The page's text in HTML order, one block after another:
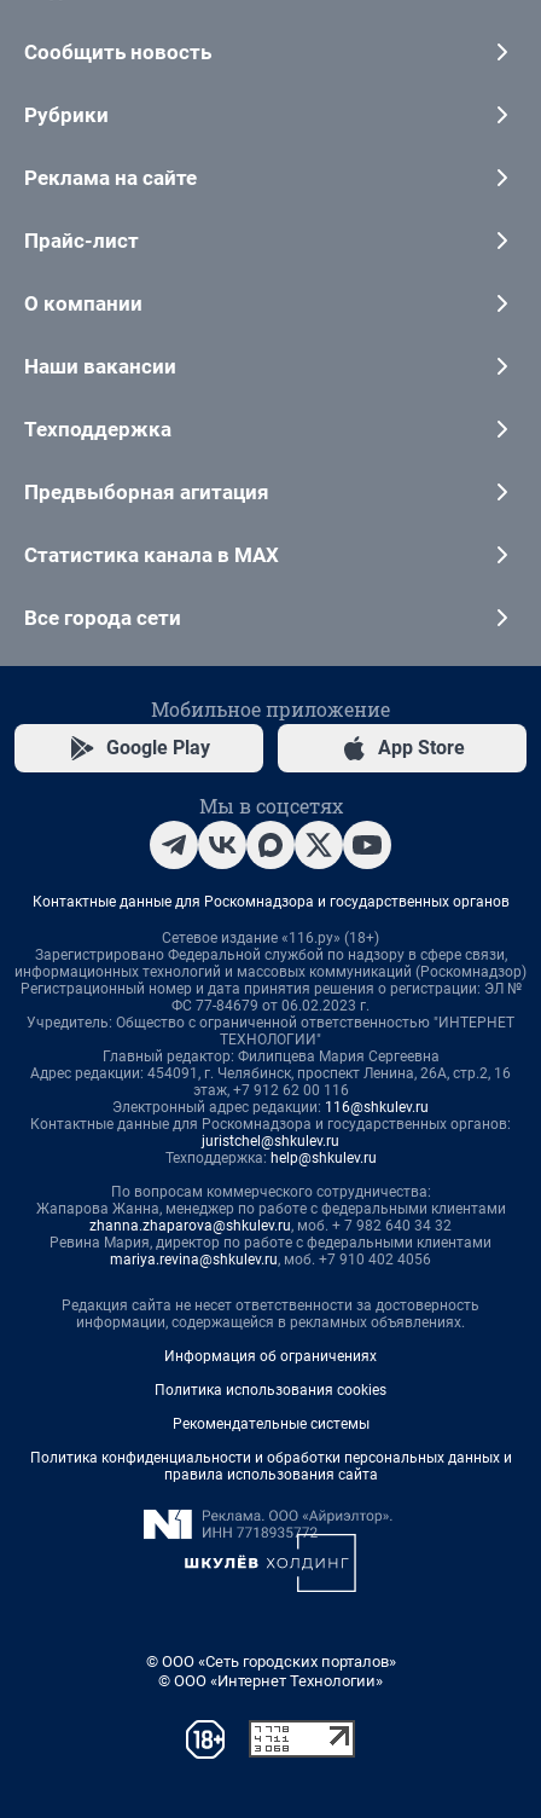
Сообщить новость
Рубрики
Реклама на сайте
Прайс-лист
О компании
Наши вакансии
Техподдержка
Предвыборная агитация
Статистика канала в MAX
Все города сети
Мобильное приложение
Google Play App Store
Мы в соцсетях
Контактные данные для Роскомнадзора и государственных органов
Сетевое издание «116.ру» (18+)
Зарегистрировано Федеральной службой по надзору в сфере связи,
информационных технологий и массовых коммуникаций (Роскомнадзор)
Регистрационный номер и дата принятия решения о регистрации: ЭЛ №
ФС 77-84679 от 06.02.2023 г.
Учредитель: Общество с ограниченной ответственностью "ИНТЕРНЕТ
ТЕХНОЛОГИИ"
Главный редактор: Филипцева Мария Сергеевна
Адрес редакции: 454091, г. Челябинск, проспект Ленина, 26А, стр.2, 16
этаж, +7 912 62 00 116
Электронный адрес редакции: 116@shkulev.ru
Контактные данные для Роскомнадзора и государственных органов:
juristchel@shkulev.ru
Техподдержка: help@shkulev.ru
По вопросам коммерческого сотрудничества:
Жапарова Жанна, менеджер по работе с федеральными клиентами
zhanna.zhaparova@shkulev.ru, моб. + 7 982 640 34 32
Ревина Мария, директор по работе с федеральными клиентами
mariya.revina@shkulev.ru, моб. +7 910 402 4056
Редакция сайта не несет ответственности за достоверность
информации, содержащейся в рекламных объявлениях.
Информация об ограничениях
Политика использования cookies
Рекомендательные системы
Политика конфиденциальности и обработки персональных данных и
правила использования сайта
© ООО «Сеть городских порталов»
© ООО «Интернет Технологии»